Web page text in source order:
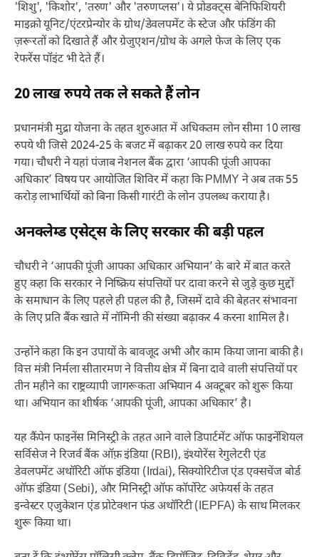
'शिशु', 'किशोर', 'तरुण' और 'तरुणप्लस'। ये प्रोडक्ट्स बेनिफिशियरी
माइक्रो यूनिट/एंटरप्रेन्योर के ग्रोथ/डेवलपमेंट के स्टेज और फंडिंग की
ज़रूरतों को दिखाते हैं और ग्रेजुएशन/ग्रोथ के अगले फेज के लिए एक
रेफरेंस पॉइंट भी देते हैं।
20 लाख रुपये तक ले सकते हैं लोन
प्रधानमंत्री मुद्रा योजना के तहत शुरुआत में अधिकतम लोन सीमा 10 लाख
रुपये थी जिसे 2024-25 के बजट में बढ़ाकर 20 लाख रुपये कर दिया
गया। चौधरी ने यहां पंजाब नेशनल बैंक द्वारा ‘आपकी पूंजी आपका
अधिकार’ विषय पर आयोजित शिविर में कहा कि PMMY ने अब तक 55
करोड़ लाभार्थियों को बिना किसी गारंटी के लोन उपलब्ध कराया है।
अनक्लेम्ड एसेट्स के लिए सरकार की बड़ी पहल
चौधरी ने ‘आपकी पूंजी आपका अधिकार अभियान’ के बारे में बात करते
हुए कहा कि सरकार ने निष्क्रिय संपत्तियों पर दावा करने से जुड़े कुछ मुद्दों
के समाधान के लिए पहले ही पहल की है, जिसमें दावे की बेहतर संभावना
के लिए प्रति बैंक खाते में नॉमिनी की संख्या बढ़ाकर 4 करना शामिल है।
उन्होंने कहा कि इन उपायों के बावजूद अभी और काम किया जाना बाकी है।
वित्त मंत्री निर्मला सीतारमण ने वित्तीय क्षेत्र में बिना दावे वाली संपत्तियों पर
तीन महीने का राष्ट्रव्यापी जागरूकता अभियान 4 अक्टूबर को शुरू किया
था। अभियान का शीर्षक ‘आपकी पूंजी, आपका अधिकार’ है।
यह कैंपेन फाइनेंस मिनिस्ट्री के तहत आने वाले डिपार्टमेंट ऑफ फाइनेंशियल
सर्विसेज ने रिजर्व बैंक ऑफ़ इंडिया (RBI), इंश्योरेंस रेगुलेटरी एंड
डेवलपमेंट अथॉरिटी ऑफ इंडिया (Irdai), सिक्योरिटीज एंड एक्सचेंज बोर्ड
ऑफ इंडिया (Sebi), और मिनिस्ट्री ऑफ कॉर्पोरेट अफेयर्स के तहत
इन्वेस्टर एजुकेशन एंड प्रोटेक्शन फंड अथॉरिटी (IEPFA) के साथ मिलकर
शुरू किया था।